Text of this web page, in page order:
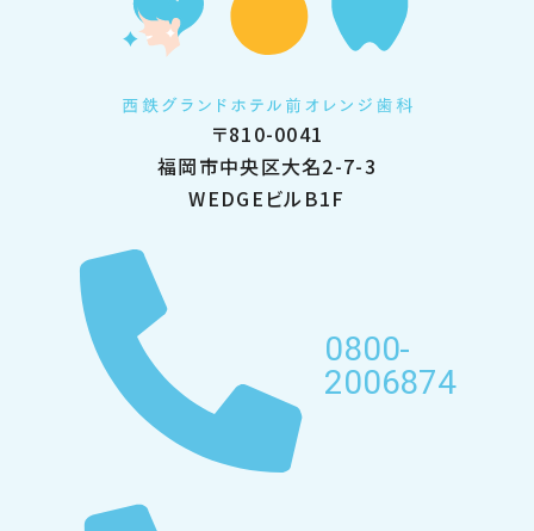
〒810-0041
福岡市中央区大名2-7-3
WEDGEビルB1F
0800-
2006874